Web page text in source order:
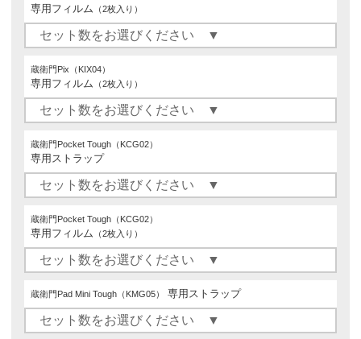
専用フィルム （2枚入り）
蔵衛門Pix（KIX04）
専用フィルム （2枚入り）
蔵衛門Pocket Tough（KCG02）
専用ストラップ
蔵衛門Pocket Tough（KCG02）
専用フィルム （2枚入り）
蔵衛門Pad Mini Tough（KMG05） 専用ストラップ